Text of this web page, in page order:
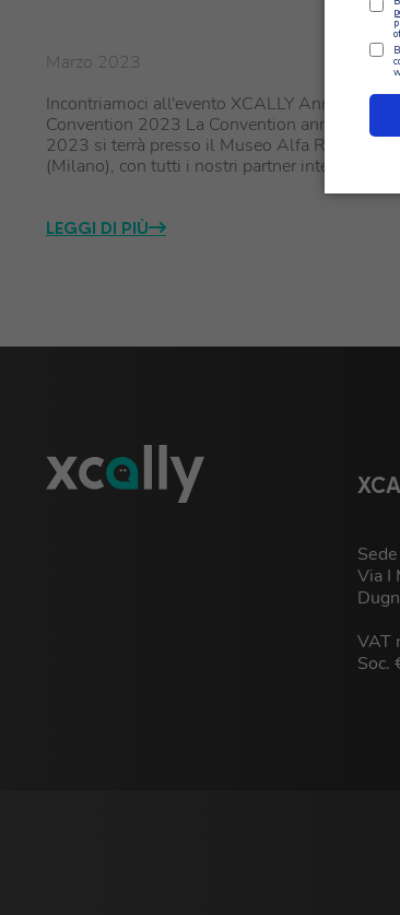
Marzo 2023
Incontriamoci all'evento XCALLY Annual
Convention 2023 La Convention annuale di
2023 si terrà presso il Museo Alfa Romeo di
(Milano), con tutti i nostri partner internazionali.
LEGGI DI PIÙ
Via I
VAT
Soc.